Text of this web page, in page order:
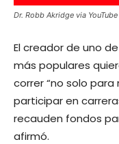
Dr. Robb Akridge via YouTube
El creador de uno
más populares
correr “no solo
participar en
recauden fondos
afirmó.